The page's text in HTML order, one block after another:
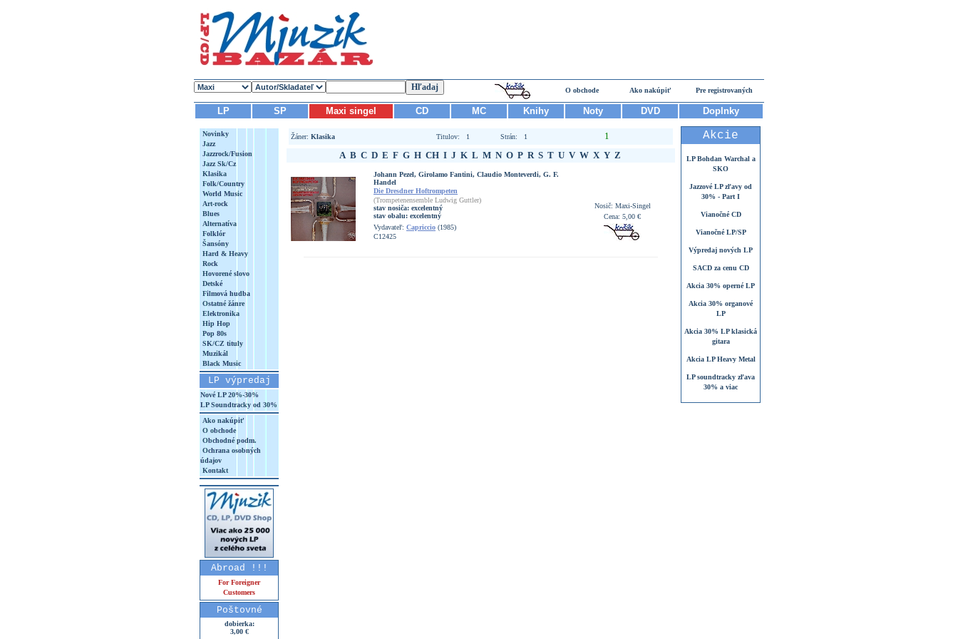
O obchode Ako nakúpiť Pre registrovaných
LP SP Maxi singel CD MC Knihy Noty DVD Doplnky
Novinky
Jazz
Jazzrock/Fusion
Jazz Sk/Cz
Klasika
Folk/Country
World Music
Art-rock
Blues
Alternatíva
Folklór
Šansóny
Hard & Heavy
Rock
Hovorené slovo
Detské
Filmová hudba
Ostatné žánre
Elektronika
Hip Hop
Pop 80s
SK/CZ tituly
Muzikál
Black Music
LP výpredaj
Nové LP 20%-30%
LP Soundtracky od 30%
Ako nakúpiť
O obchode
Obchodné podm.
Ochrana osobných
údajov
Kontakt
Abroad !!!
For Foreigner
Customers
Poštovné
dobierka:
3,00 €
Žáner: Klasika Titulov: 1 Strán: 1
1
A B C D E F G H CH I J K L M N O P R S T U V W X Y Z
Johann Pezel, Girolamo Fantini, Claudio Monteverdi, G. F.
Handel
Die Dresdner Hoftrompeten
(Trompetenensemble Ludwig Guttler)
stav nosiča: excelentný
stav obalu: excelentný
Vydavateľ: Capriccio (1985)
C12425
Nosič: Maxi-Singel
Cena: 5,00 €
Akcie
LP Bohdan Warchal a
SKO
Jazzové LP zľavy od
30% - Part I
Vianočné CD
Vianočné LP/SP
Výpredaj nových LP
SACD za cenu CD
Akcia 30% operné LP
Akcia 30% organové
LP
Akcia 30% LP klasická
gitara
Akcia LP Heavy Metal
LP soundtracky zľava
30% a viac